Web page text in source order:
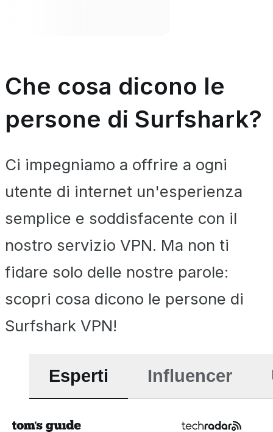
Che cosa dicono le
persone di Surfshark?
Ci impegniamo a offrire a ogni
utente di internet un'esperienza
semplice e soddisfacente con il
nostro servizio VPN. Ma non ti
fidare solo delle nostre parole:
scopri cosa dicono le persone di
Surfshark VPN!
Esperti Influencer